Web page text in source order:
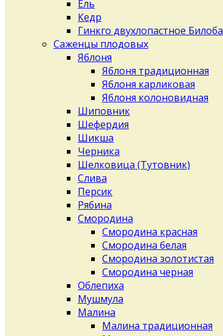
Ель
Кедр
Гинкго двухлопастное Билоба
Саженцы плодовых
Яблоня
Яблоня традиционная
Яблоня карликовая
Яблоня колоновидная
Шиповник
Шефердия
Шикша
Черника
Шелковица (Тутовник)
Слива
Персик
Рябина
Смородина
Смородина красная
Смородина белая
Смородина золотистая
Смородина черная
Облепиха
Мушмула
Малина
Малина традиционная